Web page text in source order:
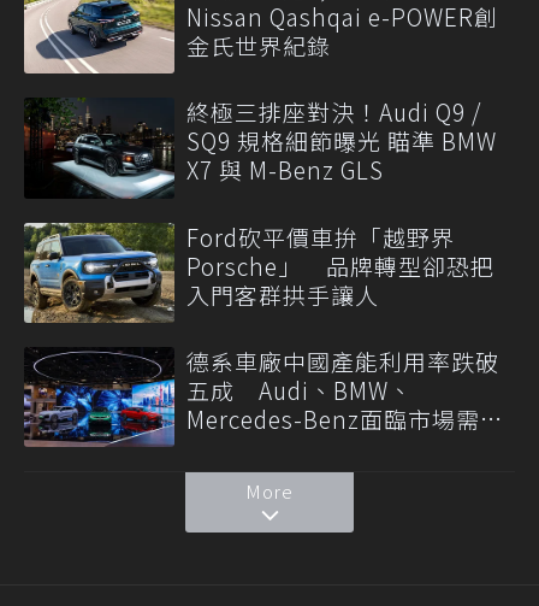
Nissan Qashqai e-POWER創
金氏世界紀錄
終極三排座對決！Audi Q9 /
SQ9 規格細節曝光 瞄準 BMW
X7 與 M-Benz GLS
Ford砍平價車拚「越野界
Porsche」 品牌轉型卻恐把
入門客群拱手讓人
德系車廠中國產能利用率跌破
五成 Audi、BMW、
Mercedes-Benz面臨市場需求
More